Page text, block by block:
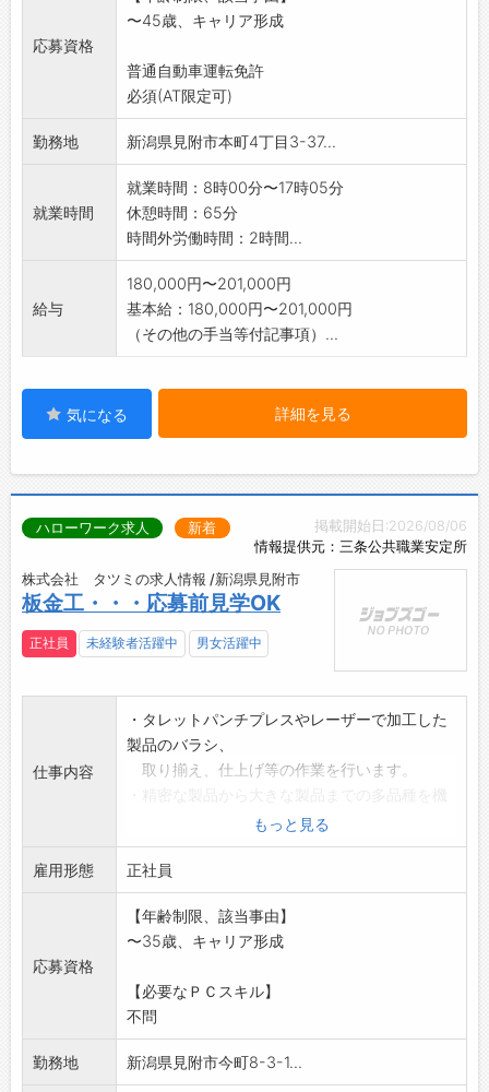
*変更範囲:会社の定める業務
応募資格
〜45歳、キャリア形成
普通自動車運転免許
必須(AT限定可)
勤務地 新潟県見附市本町4丁目3-37...
就業時間
就業時間：8時00分〜17時05分
休憩時間：65分
時間外労働時間：2時間...
給与
180,000円〜201,000円
基本給：180,000円〜201,000円
（その他の手当等付記事項）...
気になる 詳細を見る
掲載開始日:2026/08/06
情報提供元：三条公共職業安定所
ハローワーク求人 新着
株式会社 タツミの求人情報 /新潟県見附市
板金工・・・応募前見学OK
正社員 未経験者活躍中 男女活躍中
仕事内容
・タレットパンチプレスやレーザーで加工した
製品のバラシ、
取り揃え、仕上げ等の作業を行います。
切断・穴あけ・曲げの加工及び検査等の板金
加工全般の
作業になります。
変更範囲:なし
※初めての方にも丁寧に指導させて頂きます。
ーワークへご相談
下さい。
※事業所情報の詳細はホームページをご覧下さ
い。
もっと見る
雇用形態 正社員
応募資格
【年齢制限、該当事由】
〜35歳、キャリア形成
【必要なＰＣスキル】
不問
勤務地 新潟県見附市今町8-3-1...